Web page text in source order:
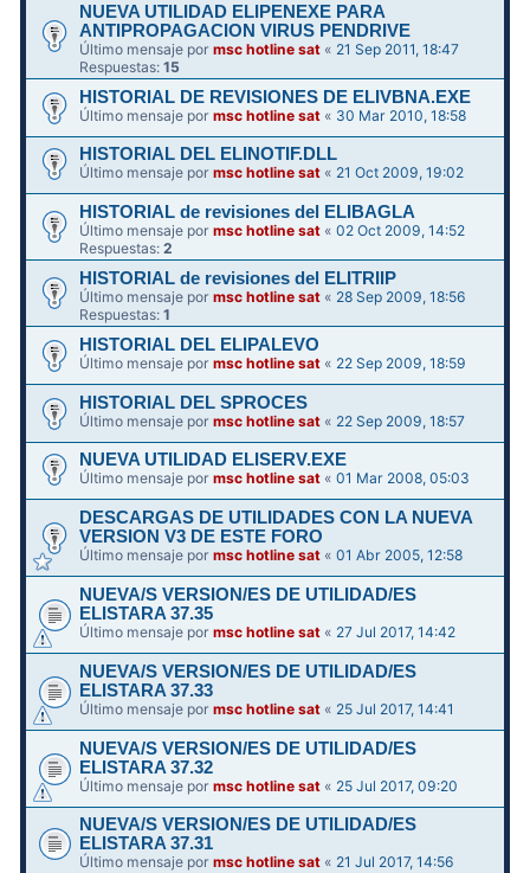
NUEVA UTILIDAD ELIPENEXE PARA
ANTIPROPAGACION VIRUS PENDRIVE
Último mensaje pormsc hotline sat « 21 Sep 2011, 18:47
Respuestas:15
HISTORIAL DE REVISIONES DE ELIVBNA.EXE
Último mensaje pormsc hotline sat « 30 Mar 2010, 18:58
HISTORIAL DEL ELINOTIF.DLL
Último mensaje pormsc hotline sat « 21 Oct 2009, 19:02
HISTORIAL de revisiones del ELIBAGLA
Último mensaje pormsc hotline sat «02 Oct 2009, 14:52
Respuestas:2
HISTORIAL de revisiones del ELITRIIP
Último mensaje pormsc hotline sat « 28 Sep 2009, 18:56
Respuestas:1
HISTORIAL DEL ELIPALEVO
Último mensaje pormsc hotline sat « 22 Sep 2009, 18:59
HISTORIAL DEL SPROCES
Último mensaje pormsc hotline sat « 22 Sep 2009, 18:57
NUEVA UTILIDAD ELISERV.EXE
Último mensaje pormsc hotline sat «01 Mar 2008, 05:03
DESCARGAS DE UTILIDADES CON LA NUEVA
VERSION V3 DE ESTE FORO
Último mensaje pormsc hotline sat «01 Abr 2005, 12:58
NUEVA/S VERSION/ES DE UTILIDAD/ES
ELISTARA 37.35
Último mensaje pormsc hotline sat « 27 Jul 2017, 14:42
NUEVA/S VERSION/ES DE UTILIDAD/ES
ELISTARA 37.33
Último mensaje pormsc hotline sat « 25 Jul 2017, 14:41
NUEVA/S VERSION/ES DE UTILIDAD/ES
ELISTARA 37.32
Último mensaje pormsc hotline sat « 25 Jul 2017, 09:20
NUEVA/S VERSION/ES DE UTILIDAD/ES
ELISTARA 37.31
Último mensaje pormsc hotline sat « 21 Jul 2017, 14:56